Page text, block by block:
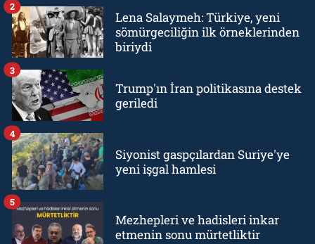
Lena Salaymeh: Türkiye, yeni
sömürgeciliğin ilk örneklerinden
biriydi
2
Trump'ın İran politikasına destek
geriledi
3
Siyonist gaspçılardan Suriye'ye
yeni işgal hamlesi
4
Mezhepleri ve hadisleri inkar
etmenin sonu mürtetliktir
5